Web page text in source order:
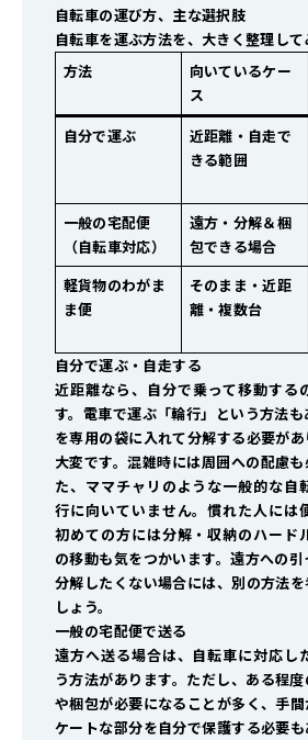
自転車の運び方、主な選択肢
自転車を運ぶ方法を、大きく整理して
方法
向いているケー
ス
自分で運ぶ
近距離・自走で
きる範囲
一般の宅配便
（自転車対応）
遠方・分解＆梱
包できる場合
軽貨物のわがま
ま便
そのまま・近距
離・複数台
自分で運ぶ・自走する
近距離なら、自分で乗って移動する
す。電車で運ぶ「輪行」という方法
を専用の袋に入れて分解する必要が
大変です。混雑時には周囲への配慮
た、ママチャリのような一般的な自
行に向いていません。慣れた人には
初めての方には分解・収納のハード
の移動も気をつかいます。遠方への
分解したくない場合には、別の方法
しょう。
一般の宅配便で送る
遠方へ送る場合は、自転車に対応し
う方法があります。ただし、ある程
や梱包が必要になることが多く、手
ケートな部分を自分で保護する必要